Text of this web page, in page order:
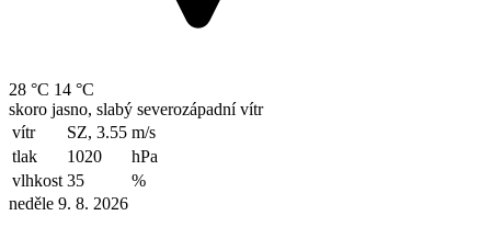
28 °C 14 °C
skoro jasno, slabý severozápadní vítr
vítr
SZ, 3.55 m/s
tlak
1020
hPa
vlhkost 35
%
neděle 9. 8. 2026